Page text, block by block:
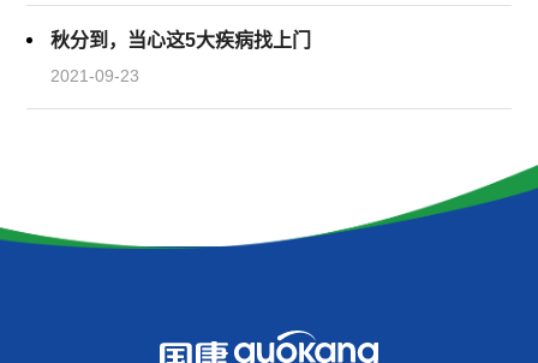
秋分到，当心这5大疾病找上门
2021-09-23